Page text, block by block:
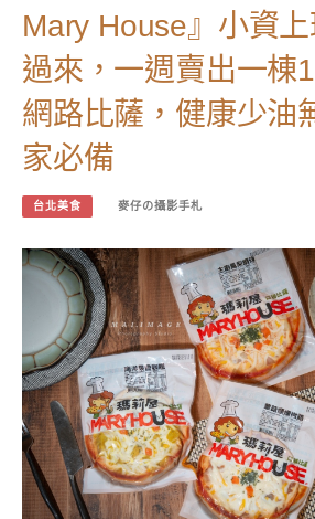
Mary House』小資
過來，一週賣出一棟
網路比薩，健康少油
家必備
台北美食 麥仔の攝影手札